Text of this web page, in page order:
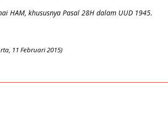
HAM, khususnya Pasal 28H dalam UUD 1945.
11 Februari 2015)